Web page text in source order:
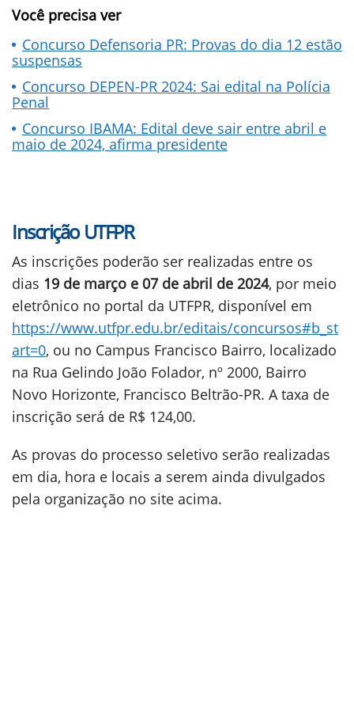
Você precisa ver
Concurso Defensoria PR: Provas do dia 12 estão
suspensas
Concurso DEPEN-PR 2024: Sai edital na Polícia
Penal
Concurso IBAMA: Edital deve sair entre abril e
maio de 2024, afirma presidente
Inscrição UTFPR
As inscrições poderão ser realizadas entre os
dias 19 de março e 07 de abril de 2024, por meio
eletrônico no portal da UTFPR, disponível em
https://www.utfpr.edu.br/editais/concursos#b_st
art=0, ou no Campus Francisco Bairro, localizado
na Rua Gelindo João Folador, nº 2000, Bairro
Novo Horizonte, Francisco Beltrão-PR. A taxa de
inscrição será de R$ 124,00.
As provas do processo seletivo serão realizadas
em dia, hora e locais a serem ainda divulgados
pela organização no site acima.